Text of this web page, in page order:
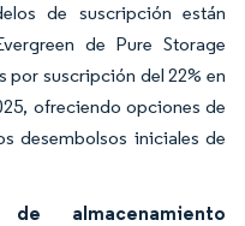
de suscripción están
de Pure Storage
por suscripción del 22% en
ofreciendo opciones de
desembolsos iniciales de
almacenamiento